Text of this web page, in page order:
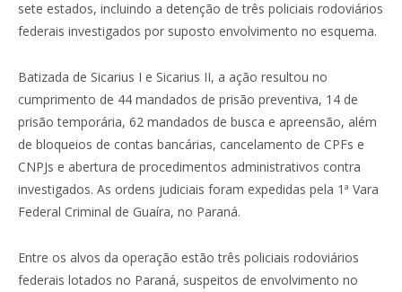
sete estados, incluindo a detenção de três policiais rodoviários
federais investigados por suposto envolvimento no esquema.
Batizada de Sicarius I e Sicarius II, a ação resultou no
cumprimento de 44 mandados de prisão preventiva, 14 de
prisão temporária, 62 mandados de busca e apreensão, além
de bloqueios de contas bancárias, cancelamento de CPFs e
CNPJs e abertura de procedimentos administrativos contra
investigados. As ordens judiciais foram expedidas pela 1ª Vara
Federal Criminal de Guaíra, no Paraná.
Entre os alvos da operação estão três policiais rodoviários
federais lotados no Paraná, suspeitos de envolvimento no